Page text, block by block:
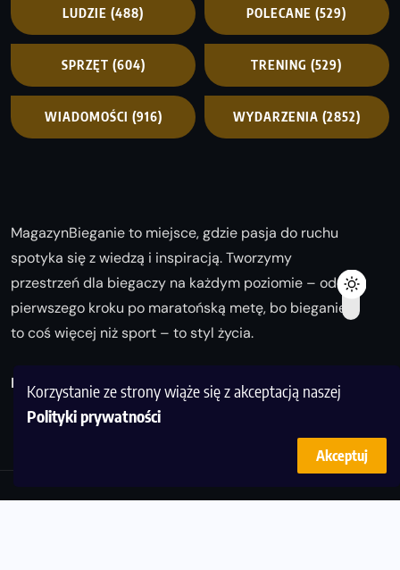
Korzystanie ze strony wiąże się z akceptacją naszej
Polityki prywatności
Akceptuj
LUDZIE (488) POLECANE (529)
SPRZĘT (604) TRENING (529)
WIADOMOŚCI (916) WYDARZENIA (2852)
MagazynBieganie to miejsce, gdzie pasja do ruchu
spotyka się z wiedzą i inspiracją. Tworzymy
przestrzeń dla biegaczy na każdym poziomie – od
pierwszego kroku po maratońską metę, bo bieganie
to coś więcej niż sport – to styl życia.
Biegaj z nami i odkrywaj swoją najlepszą wersję!